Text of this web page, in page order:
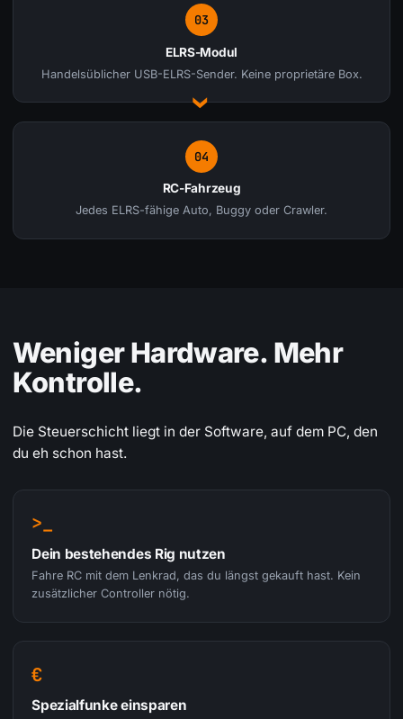
03
ELRS-Modul
Handelsüblicher USB-ELRS-Sender. Keine proprietäre Box.
04
RC-Fahrzeug
Jedes ELRS-fähige Auto, Buggy oder Crawler.
Weniger Hardware. Mehr
Kontrolle.
Die Steuerschicht liegt in der Software, auf dem PC, den
du eh schon hast.
>_
Dein bestehendes Rig nutzen
Fahre RC mit dem Lenkrad, das du längst gekauft hast. Kein
zusätzlicher Controller nötig.
€
Spezialfunke einsparen